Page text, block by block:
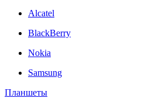
Alcatel
BlackBerry
Nokia
Samsung
Планшеты